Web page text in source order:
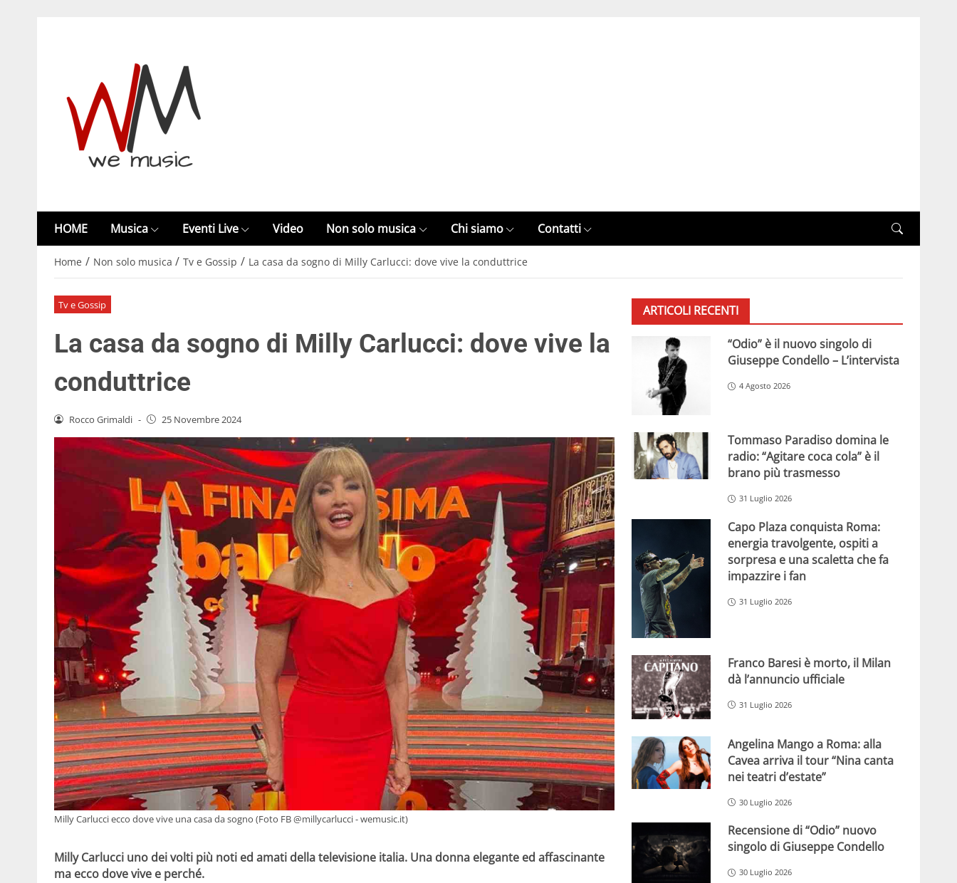
HOME Musica Eventi Live Video Non solo musica Chi siamo Contatti
Home / Non solo musica / Tv e Gossip / La casa da sogno di Milly Carlucci: dove vive la conduttrice
Tv e Gossip
La casa da sogno di Milly Carlucci: dove vive la
conduttrice
Rocco Grimaldi - 25 Novembre 2024
Milly Carlucci ecco dove vive una casa da sogno (Foto FB @millycarlucci - wemusic.it)
Milly Carlucci uno dei volti più noti ed amati della televisione italia. Una donna elegante ed affascinante
ma ecco dove vive e perché.
ARTICOLI RECENTI
“Odio” è il nuovo singolo di
Giuseppe Condello – L’intervista
4 Agosto 2026
Tommaso Paradiso domina le
radio: “Agitare coca cola” è il
brano più trasmesso
31 Luglio 2026
Capo Plaza conquista Roma:
energia travolgente, ospiti a
sorpresa e una scaletta che fa
impazzire i fan
31 Luglio 2026
Franco Baresi è morto, il Milan
dà l’annuncio ufficiale
31 Luglio 2026
Angelina Mango a Roma: alla
Cavea arriva il tour “Nina canta
nei teatri d’estate”
30 Luglio 2026
Recensione di “Odio” nuovo
singolo di Giuseppe Condello
30 Luglio 2026